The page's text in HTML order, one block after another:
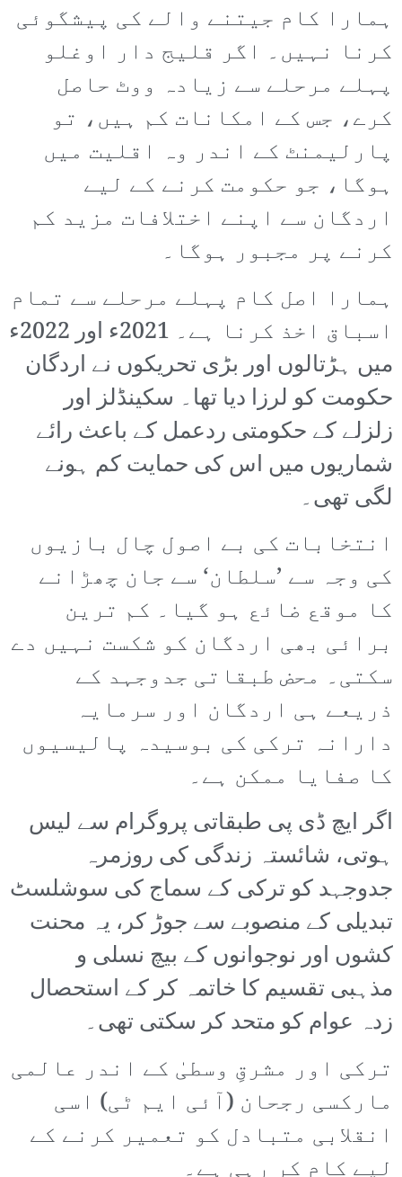
ہمارا کام جیتنے والے کی پیشگوئی
کرنا نہیں۔ اگر قلیج دار اوغلو
پہلے مرحلے سے زیادہ ووٹ حاصل
کرے، جس کے امکانات کم ہیں، تو
پارلیمنٹ کے اندر وہ اقلیت میں
ہوگا، جو حکومت کرنے کے لیے
اردگان سے اپنے اختلافات مزید کم
کرنے پر مجبور ہوگا۔
ہمارا اصل کام پہلے مرحلے سے تمام
اسباق اخذ کرنا ہے۔ 2021ء اور 2022ء
میں ہڑتالوں اور بڑی تحریکوں نے اردگان
حکومت کو لرزا دیا تھا۔ سکینڈلز اور
زلزلے کے حکومتی ردعمل کے باعث رائے
شماریوں میں اس کی حمایت کم ہونے
لگی تھی۔
انتخابات کی بے اصول چال بازیوں
کی وجہ سے ’سلطان‘ سے جان چھڑانے
کا موقع ضائع ہو گیا۔ کم ترین
برائی بھی اردگان کو شکست نہیں دے
سکتی۔ محض طبقاتی جدوجہد کے
ذریعے ہی اردگان اور سرمایہ
دارانہ ترکی کی بوسیدہ پالیسیوں
کا صفایا ممکن ہے۔
اگر ایچ ڈی پی طبقاتی پروگرام سے لیس
ہوتی، شائستہ زندگی کی روزمرہ
جدوجہد کو ترکی کے سماج کی سوشلسٹ
تبدیلی کے منصوبے سے جوڑ کر، یہ محنت
کشوں اور نوجوانوں کے بیچ نسلی و
مذہبی تقسیم کا خاتمہ کر کے استحصال
زدہ عوام کو متحد کر سکتی تھی۔
ترکی اور مشرقِ وسطیٰ کے اندر عالمی
مارکسی رجحان (آئی ایم ٹی) اسی
انقلابی متبادل کو تعمیر کرنے کے